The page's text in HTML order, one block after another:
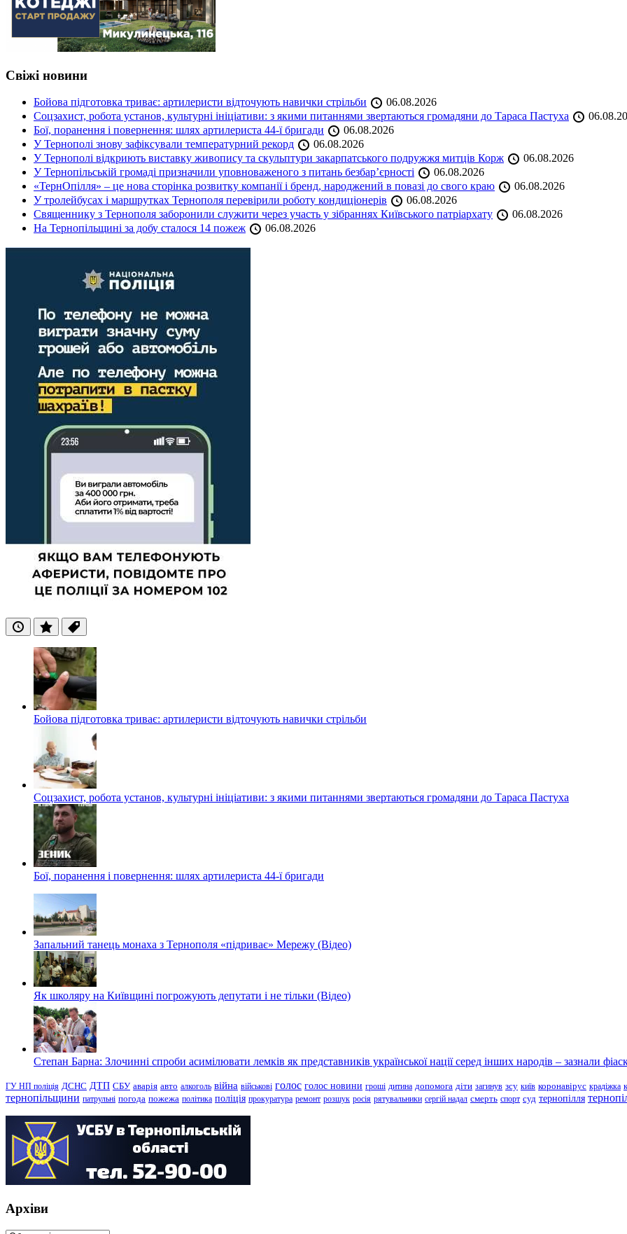
Свіжі новини
Бойова підготовка триває: артилеристи відточують навички стрільби
06.08.2026
Соцзахист, робота установ, культурні ініціативи: з якими питаннями звертаються громадяни до Тараса Пастуха
Бої, поранення і повернення: шлях артилериста 44-ї бригади
06.08.2026
У Тернополі знову зафіксували температурний рекорд
06.08.2026
У Тернополі відкриють виставку живопису та скульптури закарпатського подружжя митців Корж
06.08.2026
У Тернопільській громаді призначили уповноваженого з питань безбар’єрності
06.08.2026
«ТернОпілля» – це нова сторінка розвитку компанії і бренд, народжений в повазі до свого краю
06.08.2026
У тролейбусах і маршрутках Тернополя перевірили роботу кондиціонерів
06.08.2026
Священнику з Тернополя заборонили служити через участь у зібраннях Київського патріархату
06.08.2026
На Тернопільщині за добу сталося 14 пожеж
06.08.2026
ОстанніПопулярні
Теги
Бойова підготовка триває: артилеристи відточують навички стрільби
Соцзахист, робота установ, культурні ініціативи: з якими питаннями звертаються громадяни до Тараса Пастуха
Бої, поранення і повернення: шлях артилериста 44-ї бригади
Запальний танець монаха з Тернополя «підриває» Мережу (Відео)
Як школяру на Київщині погрожують депутати і не тільки (Відео)
Степан Барна: Злочинні спроби асимілювати лемків як представників української нації серед інших народів – зазнали
ГУ НП поліція ДСНС ДТП СБУ аварія авто алкоголь війна військові голос голос новини гроші дитина допомога діти загинув зсу київ коронавірус крадіжка
тернопільщини патрульні погода пожежа політика поліція прокуратура ремонт розшук росія рятувальники сергій надал смерть спорт суд тернопілля
Архіви